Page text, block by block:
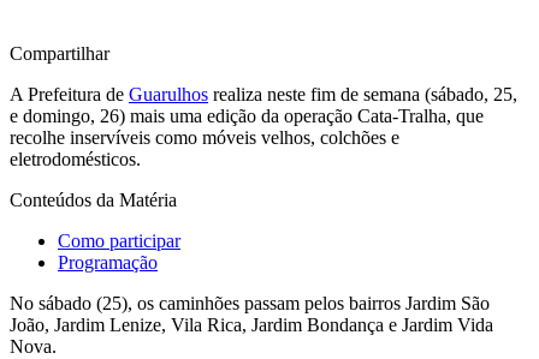
Compartilhar
A Prefeitura de Guarulhos realiza neste fim de semana (sábado, 25,
e domingo, 26) mais uma edição da operação Cata-Tralha, que
recolhe inservíveis como móveis velhos, colchões e
eletrodomésticos.
Conteúdos da Matéria
Como participar
Programação
No sábado (25), os caminhões passam pelos bairros Jardim São
João, Jardim Lenize, Vila Rica, Jardim Bondança e Jardim Vida
Nova.